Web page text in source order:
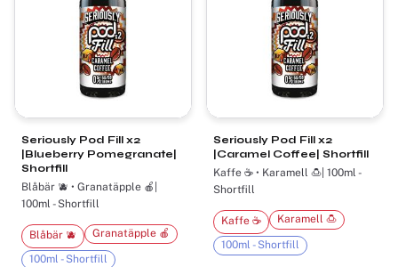
Seriously Pod Fill x2
|Blueberry Pomegranate|
Shortfill
Blåbär 🫐 • Granatäpple 🍎|
100ml - Shortfill
Blåbär 🫐 Granatäpple 🍎
100ml - Shortfill
Seriously Pod Fill x2
|Caramel Coffee| Shortfill
Kaffe ☕ • Karamell 🍮| 100ml -
Shortfill
Kaffe ☕ Karamell 🍮
100ml - Shortfill